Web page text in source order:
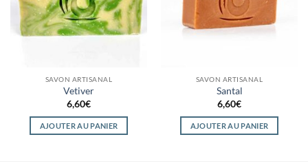
SAVON ARTISANAL
Vetiver
6,60€
AJOUTER AU PANIER
SAVON ARTISANAL
Santal
6,60€
AJOUTER AU PANIER